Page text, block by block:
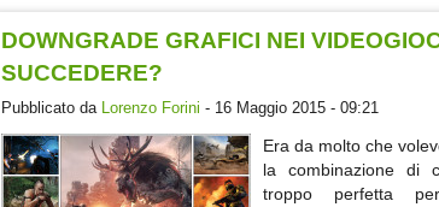
DOWNGRADE GRAFICI NEI
SUCCEDERE?
Pubblicato da Lorenzo Forini - 16 Maggio 2015 - 09:21
Era da molto che
la combinazione di
troppo perfetta